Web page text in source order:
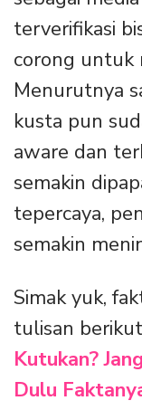
terverifikasi
corong untuk
Menurutnya
kusta pun
aware dan
semakin
tepercaya,
semakin
Simak yuk,
tulisan
Kutukan?
Dulu